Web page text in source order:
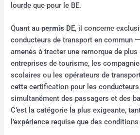
lourde que pour le BE.
Quant aupermis DE, il concerne
conducteurs de transport en commun
amenés à tracter une remorque de
entreprises de tourisme, les
scolaires ou les opérateurs de
cette certification pour les
simultanément des passagers et des
C’est la catégorie la plus exigeante,
l’expérience requise que des conditions